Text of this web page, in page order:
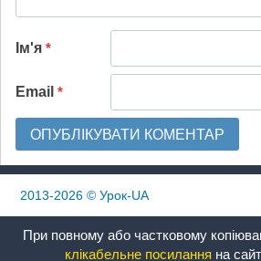
Ім'я *
Email *
2013-2026© Урок-UA
При повному або частковому
клікабельне посилання на